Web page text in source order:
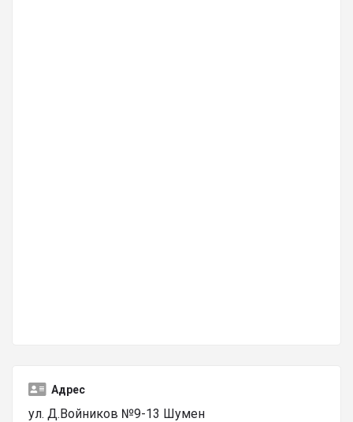
Адрес
ул. Д.Войников №9-13 Шумен